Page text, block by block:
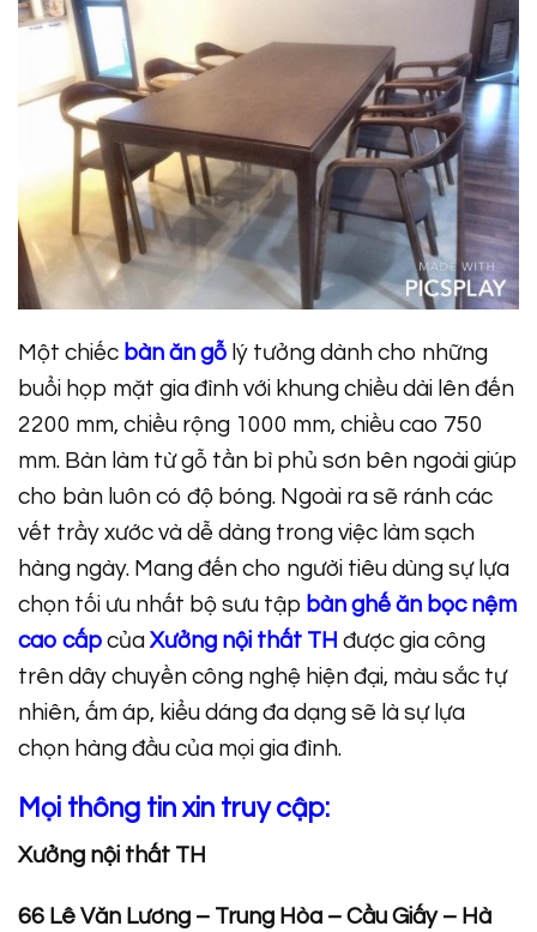
Một chiếc bàn ăn gỗ lý tưởng dành cho những
buổi họp mặt gia đình với khung chiều dài lên đến
2200 mm, chiều rộng 1000 mm, chiều cao 750
mm. Bàn làm từ gỗ tần bì phủ sơn bên ngoài giúp
cho bàn luôn có độ bóng. Ngoài ra sẽ ránh các
vết trầy xước và dễ dàng trong việc làm sạch
hàng ngày. Mang đến cho người tiêu dùng sự lựa
chọn tối ưu nhất bộ sưu tập bàn ghế ăn bọc nệm
cao cấp của Xưởng nội thất TH được gia công
trên dây chuyền công nghệ hiện đại, màu sắc tự
nhiên, ấm áp, kiểu dáng đa dạng sẽ là sự lựa
chọn hàng đầu của mọi gia đình.
Mọi thông tin xin truy cập:
Xưởng nội thất TH
66 Lê Văn Lương – Trung Hòa – Cầu Giấy – Hà